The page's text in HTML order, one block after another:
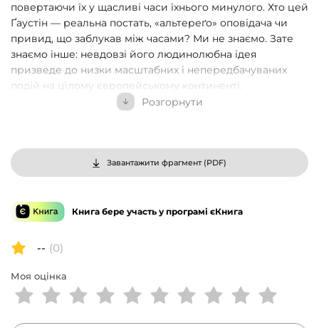
повертаючи їх у щасливі часи їхнього минулого. Хто цей
Ґаустін — реальна постать, «альтереґо» оповідача чи
привид, що заблукав між часами? Ми не знаємо. Зате
знаємо інше: невдовзі його людинолюбна ідея
призведе до низки масштабних і непередбачуваних
подій на цілому європейському континенті.
«Часосховище» — нагороджений міжнародною Букерів
пронизлива, вигадлива й напружена оповідь про
старіння і проживання власної скінченності, про
невловність часу й темний, демонічний бік ностальгії за
Розгорнути
Завантажити фрагмент (PDF)
Книга бере участь у програмі єКнига
-- (0)
Моя оцінка